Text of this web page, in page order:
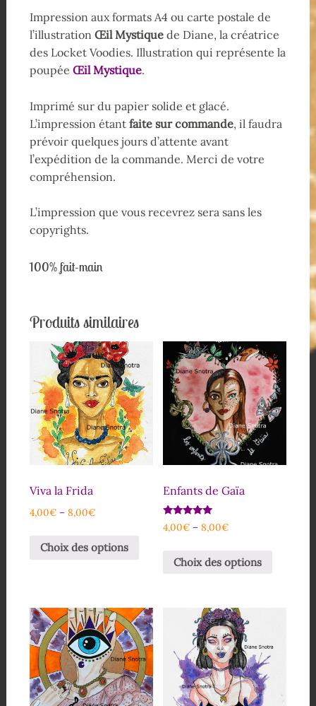
Impression aux formats A4 ou carte postale de
l’illustration Œil Mystiquede Diane, la créatrice
des Locket Voodies. Illustration qui représente la
poupée Œil Mystique.
Imprimé sur du papier solide et glacé.
L’impression étant faite sur commande, il faudra
prévoir quelques jours d’attente avant
l’expédition de la commande. Merci de votre
compréhension.
L’impression que vous recevrez sera sans les
copyrights.
100% fait-main
Produits similaires
Viva la Frida
4,00€– 8,00€
Choix des options
Enfants de Gaïa
Note
5.00
4,00€ –8,00€
Choix des options